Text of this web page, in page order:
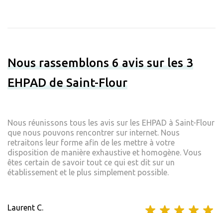
Nous rassemblons 6 avis sur les 3
EHPAD de Saint-Flour
Nous réunissons tous les avis sur les EHPAD à Saint-Flour
que nous pouvons rencontrer sur internet. Nous
retraitons leur forme afin de les mettre à votre
disposition de manière exhaustive et homogène. Vous
êtes certain de savoir tout ce qui est dit sur un
établissement et le plus simplement possible.
Laurent C.